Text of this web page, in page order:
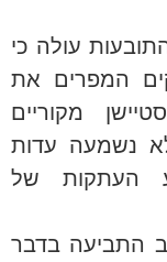
עולה כי
המפרים את
מקוריים
נשמעה עדות
העתקות של
התביעה בדבר